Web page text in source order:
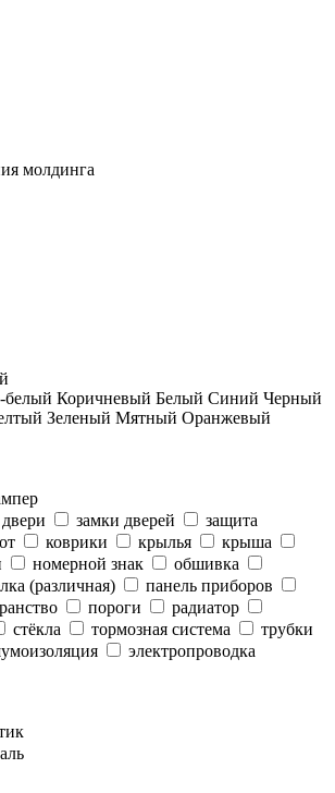
молдинга
белый Коричневый Белый Синий Черный
Зеленый Мятный Оранжевый
двери замки дверей
защита
коврики крылья
крыша
номерной знак
обшивка
(различная)
панель приборов
пороги
радиатор
стёкла тормозная система
трубки
электропроводка